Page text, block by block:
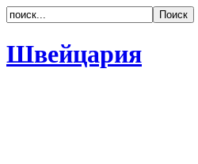
Швейцария